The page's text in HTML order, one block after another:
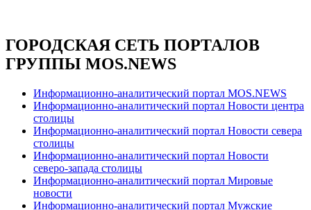
ГОРОДСКАЯ СЕТЬ ПОРТАЛОВ
ГРУППЫ MOS.NEWS
Информационно-аналитический портал MOS.NEWS
Информационно-аналитический портал Новости центра
столицы
Информационно-аналитический портал Новости севера
столицы
Информационно-аналитический портал Новости
северо-запада столицы
Информационно-аналитический портал Мировые
новости
Информационно-аналитический портал Мужские